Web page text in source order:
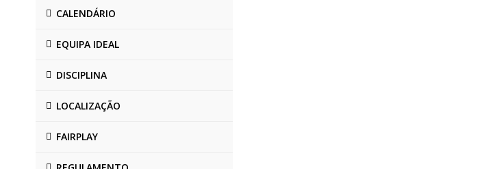
CALENDÁRIO
EQUIPA IDEAL
DISCIPLINA
LOCALIZAÇÃO
FAIRPLAY